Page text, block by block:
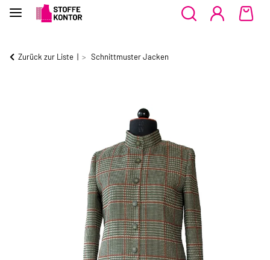
Zurück zur Liste Schnittmuster Jacken